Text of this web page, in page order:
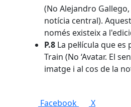
(No Alejandro
notícia central).
només existeix a
P.8 La pel·lícula que
Train (No ‘Avatar. El
imatge i al cos de la
Facebook X